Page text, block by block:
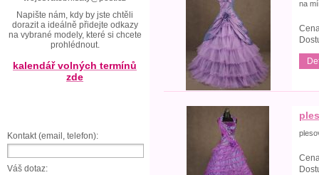
Napište nám, kdy by jste chtěli
dorazit a ideálně přidejte odkazy
na vybrané modely, které si chcete
prohlédnout.
kalendář volných termínů
zde
Kontakt (email, telefon):
Váš dotaz:
na